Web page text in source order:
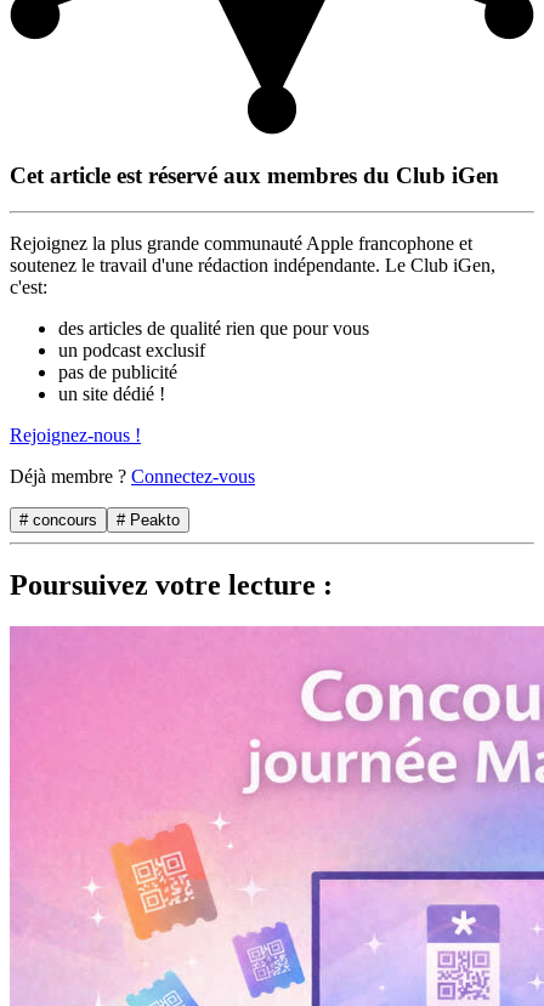
Cet article est réservé aux membres du Club iGen
Rejoignez la plus grande communauté Apple francophone et
soutenez le travail d'une rédaction indépendante. Le Club iGen,
c'est:
des articles de qualité rien que pour vous
un podcast exclusif
pas de publicité
un site dédié !
Rejoignez-nous !
Déjà membre ? Connectez-vous
# concours # Peakto
Poursuivez votre lecture :